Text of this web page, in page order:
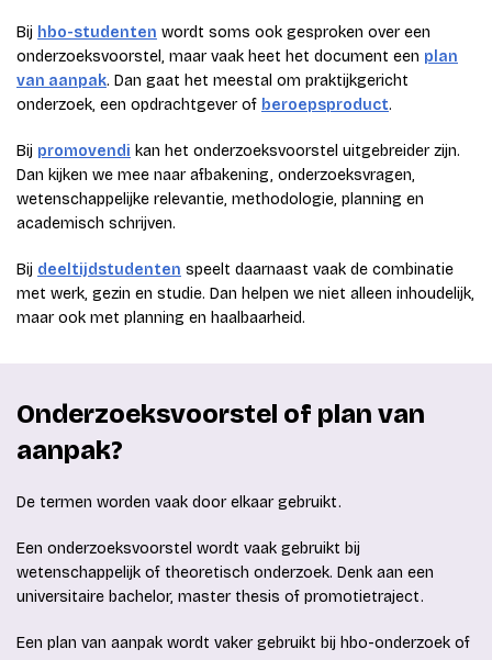
Bij hbo-studenten wordt soms ook gesproken over een
onderzoeksvoorstel, maar vaak heet het document een plan
van aanpak. Dan gaat het meestal om praktijkgericht
onderzoek, een opdrachtgever of beroepsproduct.
Bij promovendi kan het onderzoeksvoorstel uitgebreider zijn.
Dan kijken we mee naar afbakening, onderzoeksvragen,
wetenschappelijke relevantie, methodologie, planning en
academisch schrijven.
Bij deeltijdstudenten speelt daarnaast vaak de combinatie
met werk, gezin en studie. Dan helpen we niet alleen inhoudelijk,
maar ook met planning en haalbaarheid.
Onderzoeksvoorstel of plan van
aanpak?
De termen worden vaak door elkaar gebruikt.
Een onderzoeksvoorstel wordt vaak gebruikt bij
wetenschappelijk of theoretisch onderzoek. Denk aan een
universitaire bachelor, master thesis of promotietraject.
Een plan van aanpak wordt vaker gebruikt bij hbo-onderzoek of